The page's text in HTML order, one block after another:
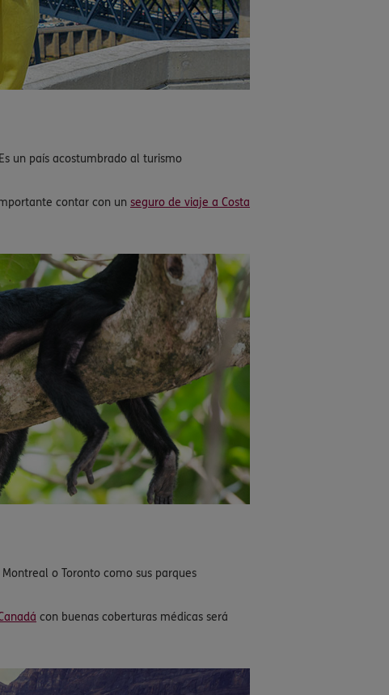
un país acostumbrado al turismo
contar con un seguro de viaje a Costa
o Toronto como sus parques
con buenas coberturas médicas será